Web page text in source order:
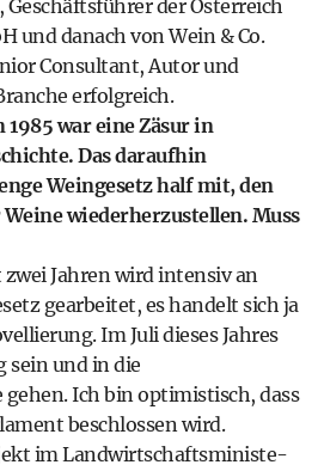
Geschäftsführer der Österreich
und danach von Wein & Co.
Consultant, Autor und
erfolgreich.
1985 war eine Zäsur in
Das daraufhin
Weingesetz half mit, den
wiederherzustellen. Muss
Jahren wird intensiv an
gearbeitet, es handelt sich ja
Im Juli dieses Jahres
sein und in die
Ich bin optimistisch, dass
beschlossen wird.
im Landwirt­schaftsministe­